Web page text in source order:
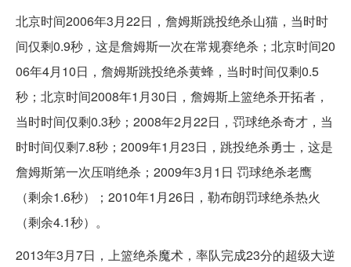
北京时间2006年3月22日，詹姆斯跳投绝杀山猫，当时时
间仅剩0.9秒，这是詹姆斯一次在常规赛绝杀；北京时间20
06年4月10日，詹姆斯跳投绝杀黄蜂，当时时间仅剩0.5
秒；北京时间2008年1月30日，詹姆斯上篮绝杀开拓者，
当时时间仅剩0.3秒；2008年2月22日，罚球绝杀奇才，当
时时间仅剩7.8秒；2009年1月23日，跳投绝杀勇士，这是
詹姆斯第一次压哨绝杀；2009年3月1日 罚球绝杀老鹰
（剩余1.6秒）；2010年1月26日，勒布朗罚球绝杀热火
（剩余4.1秒）。
2013年3月7日，上篮绝杀魔术，率队完成23分的超级大逆